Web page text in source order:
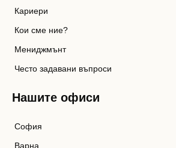
Кариери
Кои сме ние?
Мениджмънт
Често задавани въпроси
Нашите офиси
София
Варна